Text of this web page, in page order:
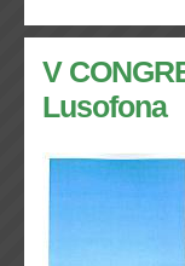
V
Lusofona